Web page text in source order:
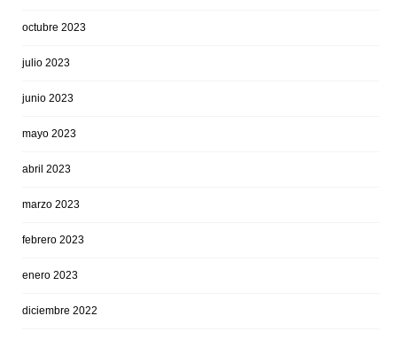
octubre 2023
julio 2023
junio 2023
mayo 2023
abril 2023
marzo 2023
febrero 2023
enero 2023
diciembre 2022